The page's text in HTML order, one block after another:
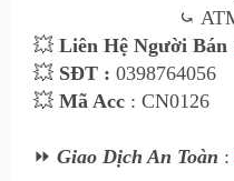
⤿
💥 Liên Hệ Người Bán
💥 SĐT : 0398764056
💥 Mã Acc : CN0126
⏩ Giao Dịch An Toàn :